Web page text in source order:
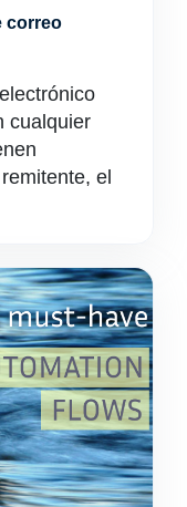
correo
cualquier
el